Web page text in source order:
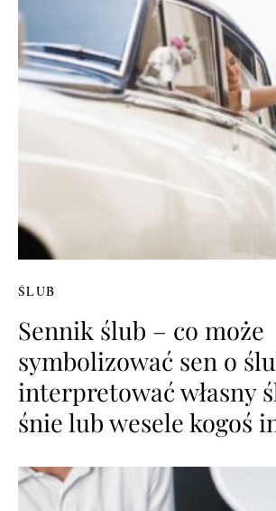
ŚLUB
Sennik ślub – co może
symbolizować sen o
interpretować własny
śnie lub wesele kogoś